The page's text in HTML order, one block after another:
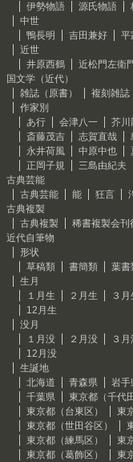
伊勢物語
源氏物語
中世
鴨長明
吉田兼好 平
近世
井原西鶴
近松門左衛
国文学（近代）
雑誌（原書）
複刻雑誌
作家別
あ行
会津八一 芥川
斎藤茂吉
志賀直哉
永井荷風
中原中也
正岡子規
三島由紀夫
古典芸能
古典芸能
能 狂言
古典複製
古典複製
稀書複製会刊
近代自筆物
形状
草稿類
書簡類 葉書
生月
１月生
２月生 ３月
12月生
没月
１月没
２月没 ３
12月没
生誕地
北海道
青森県 岩手
千葉県
東京都（千代
東京都（台東区）
東
東京都（世田谷区）
東京都（練馬区）
東
東京都（葛飾区）
東